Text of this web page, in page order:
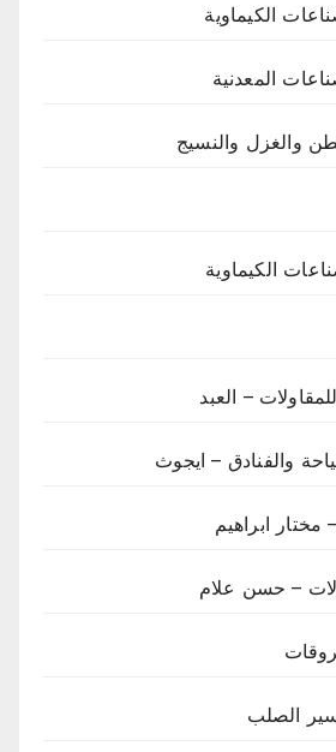
الكيماوية
المعدنية
والغزل والنسيج
الكيماوية
– العبد
والفنادق – ايجوث
مختار ابراهيم
– حسن علام
الصلب